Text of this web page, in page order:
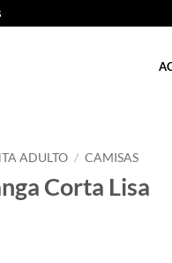
ADULTO / CAMISAS
Corta Lisa